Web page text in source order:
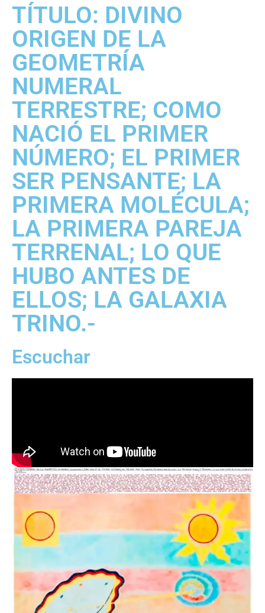
TÍTULO: DIVINO
ORIGEN DE LA
GEOMETRÍA
NUMERAL
TERRESTRE; COMO
NACIÓ EL PRIMER
NÚMERO; EL PRIMER
SER PENSANTE; LA
PRIMERA MOLÉCULA;
LA PRIMERA PAREJA
TERRENAL; LO QUE
HUBO ANTES DE
ELLOS; LA GALAXIA
TRINO.-
Escuchar